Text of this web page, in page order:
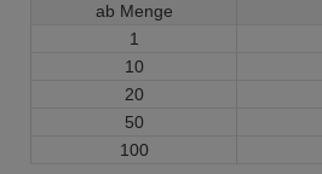
ab Menge
1
10
20
50
100